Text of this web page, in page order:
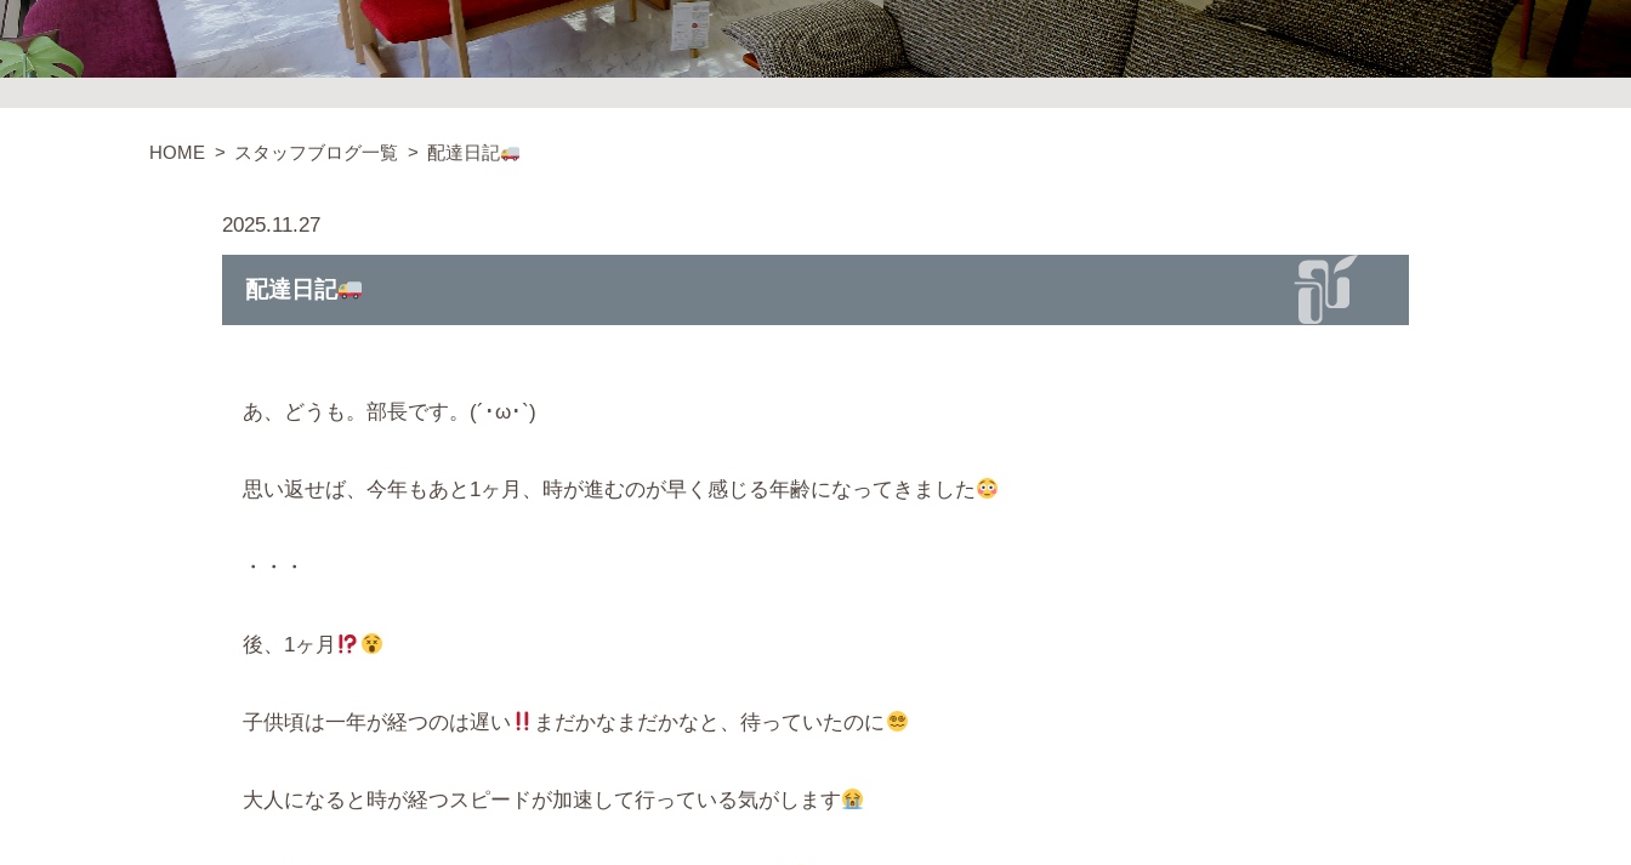
HOME スタッフブログ一覧 配達日記
2025.11.27
配達日記
あ、どうも。部長です。(´･ω･`)
思い返せば、今年もあと1ヶ月、時が進むのが早く感じる年齢になってきました
・・・
後、1ヶ月
子供頃は一年が経つのは遅い まだかなまだかなと、待っていたのに
大人になると時が経つスピードが加速して行っている気がします